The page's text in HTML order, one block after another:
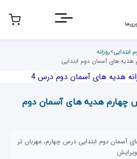
>روزانه
های آسمان دوم ابتدایی
چهارم هدیه های آسمان دوم
آسمان دوم ابتدایی درس چهارم، مهربان تر